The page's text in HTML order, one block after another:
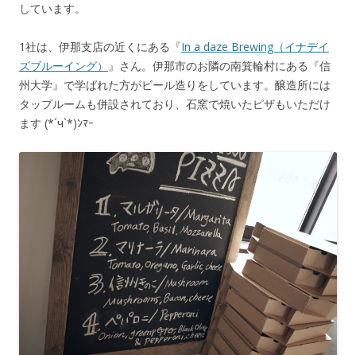
しています。
1社は、伊那支店の近くにある『In a daze Brewing（イナデイ
ズブルーイング） 』さん。伊那市のお隣の南箕輪村にある『信
州大学』で学ばれた方がビール造りをしています。醸造所には
タップルームも併設されており、石窯で焼いたピザもいただけ
ます (*´ч`*)ﾝﾏｰ